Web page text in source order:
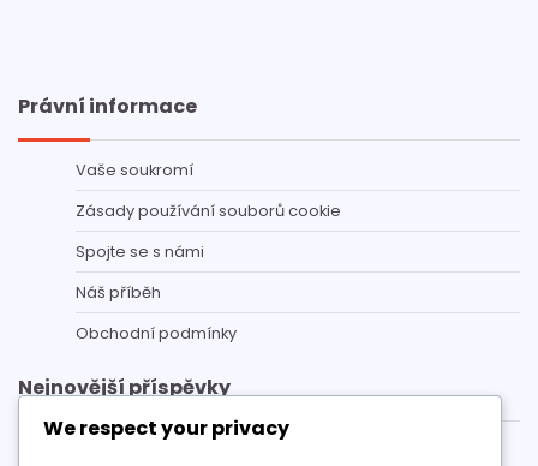
Právní informace
Vaše soukromí
Zásady používání souborů cookie
Spojte se s námi
Náš příběh
Obchodní podmínky
Nejnovější příspěvky
We respect your privacy